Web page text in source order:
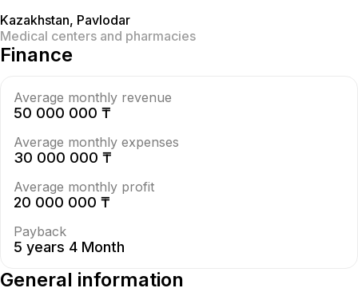
Kazakhstan, Pavlodar
Medical centers and pharmacies
Finance
Average monthly revenue
50 000 000 ₸
Average monthly expenses
30 000 000 ₸
Average monthly profit
20 000 000 ₸
Payback
5 years 4 Month
General information